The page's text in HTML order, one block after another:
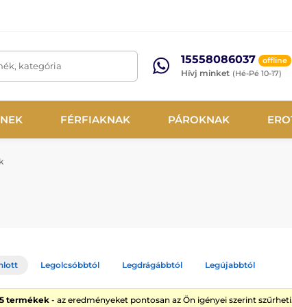
kategória 15558086037 offline
Hívj minket (Hé-Pé 10-17)
FÉRFIAKNAK PÁROKNAK
Legolcsóbbtól Legdrágábbtól Legújabbtól
termékek - az eredményeket pontosan az Ön igényei szerint szűrheti.